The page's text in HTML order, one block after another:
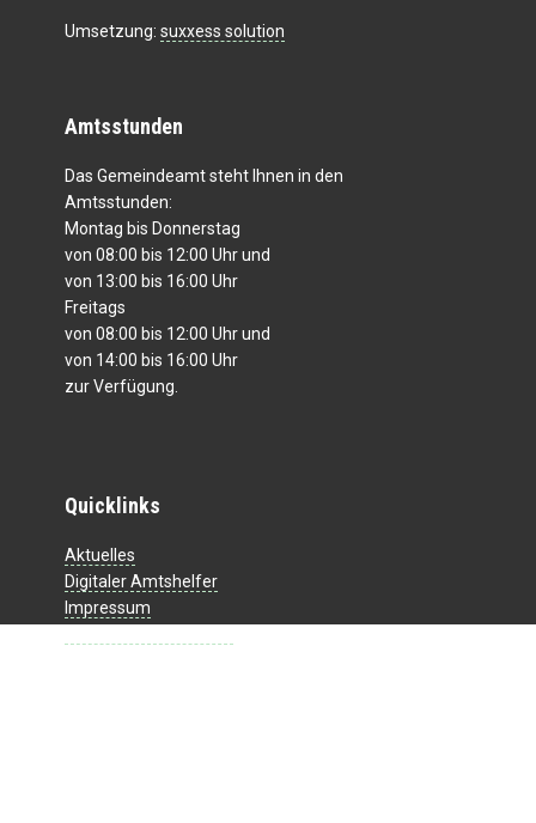
Umsetzung: suxxess solution
Amtsstunden
Das Gemeindeamt steht Ihnen in den
Amtsstunden:
Montag bis Donnerstag
von 08:00 bis 12:00 Uhr und
von 13:00 bis 16:00 Uhr
Freitags
von 08:00 bis 12:00 Uhr und
von 14:00 bis 16:00 Uhr
zur Verfügung.
Quicklinks
Aktuelles
Digitaler Amtshelfer
Impressum